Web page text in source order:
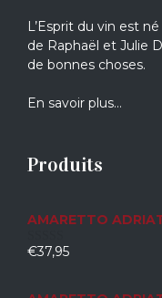
L’Esprit du vin est
de Raphaël et Julie
de bonnes choses.
En savoir plus…
Produits
AMARETTO
0
€37,95